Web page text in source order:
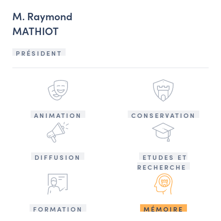
M. Raymond
MATHIOT
PRÉSIDENT
ANIMATION CONSERVATION
DIFFUSION
ETUDES ET
RECHERCHE
FORMATION MÉMOIRE